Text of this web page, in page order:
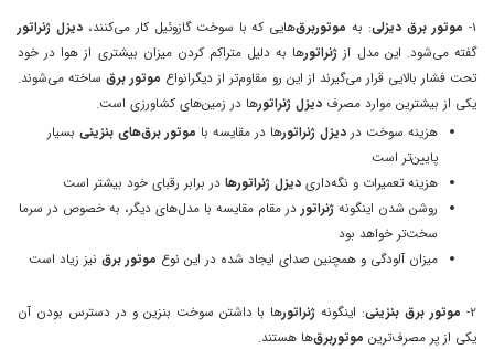
1- موتور برق دیزلی: به موتوربرق‌هایی که با سوخت گازوئیل کار می‌کنند،دیزل ژنراتور
گفته می‌شود. این مدل از ژنراتورها به دلیل متراکم کردن میزان بیشتری از هوا در خود
تحت فشار بالایی قرار می‌گیرند از این رو مقاوم‌تر از دیگرانواع موتور برقساخته می‌شوند.
یکی از بیشترین موارد مصرف دیزل ژنراتورها در زمین‌های کشاورزی است.
هزینه سوخت در دیزل ژنراتورها در مقایسه با موتور برق‌های بنزینی بسیار
پایین‌تر است
هزینه تعمیرات و نگه‌داری دیزل ژنراتورها در برابر رقبای خود بیشتر است
روشن شدن اینگونه ژنراتور در مقام مقایسه با مدل‌های دیگر، به خصوص در سرما
سخت‌تر خواهد بود
میزان آلودگی و همچنین صدای ایجاد شده در این نوع موتور برق نیز زیاد است
2- موتور برق بنزینی: اینگونه ژنراتورها با داشتن سوخت بنزین و در دسترس بودن آن
یکی از پر مصرف‌ترین موتوربرق‌ها هستند.